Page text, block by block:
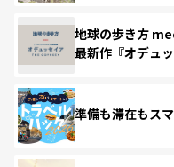
地球の歩き方
最新作『オデュッ
準備も滞在もス